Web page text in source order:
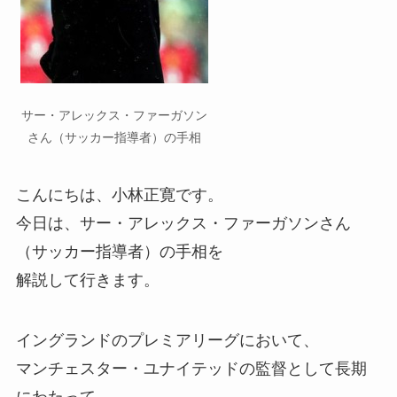
サー・アレックス・ファーガソン
さん（サッカー指導者）の手相
こんにちは、小林正寛です。
今日は、サー・アレックス・ファーガソンさん
（サッカー指導者）の手相を
解説して行きます。
イングランドのプレミアリーグにおいて、
マンチェスター・ユナイテッドの監督として長期